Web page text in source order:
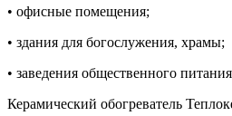
• офисные помещения;
• здания для богослужения, храмы;
• заведения общественного
Керамический обогреватель